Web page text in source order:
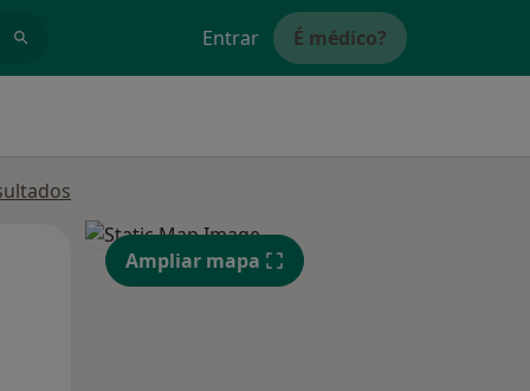
Entrar É médico?
Qui, Sex,
14 Ago
Ampliar mapa